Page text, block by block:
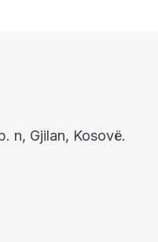
n, Gjilan, Kosovë.